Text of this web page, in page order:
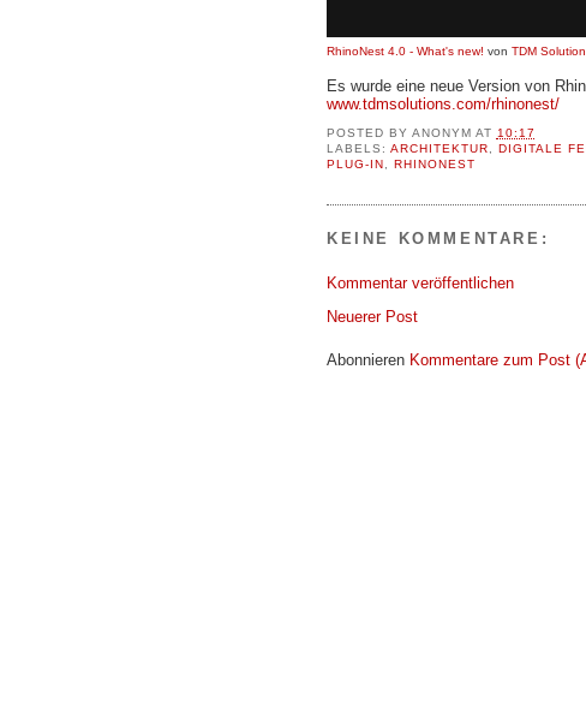
RhinoNest 4.0 - What's new! von TDM
Es wurde eine neue Version von
www.tdmsolutions.com/rhinonest/
POSTED BY ANONYM AT 10:17
LABELS: ARCHITEKTUR DIGITALE
PLUG-IN
RHINONEST
KEINE KOMMENTARE:
Kommentar veröffentlichen
Neuerer Post
Abonnieren Kommentare zum Post